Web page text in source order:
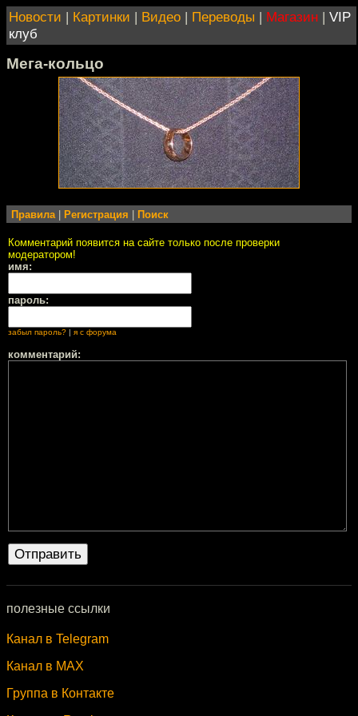
Новости | Картинки | Видео | Переводы | Магазин | VIP
клуб
Мега-кольцо
Правила Регистрация Поиск
Комментарий появится на сайте только после проверки
модератором!
имя:
пароль:
забыл пароль? | я с форума
комментарий:
полезные ссылки
Канал в Telegram
Канал в MAX
Группа в Контакте